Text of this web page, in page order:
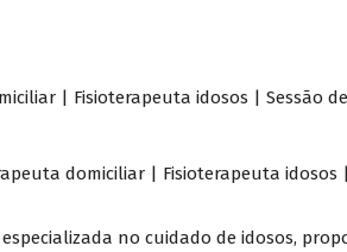
| Fisioterapeuta idosos | Sessão
domiciliar | Fisioterapeuta idosos
no cuidado de idosos,